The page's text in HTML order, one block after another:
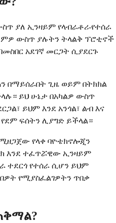
ያለ ኢንዛይም የላብራቶሪ-የተሰራ
ውስጥ ያሉትን ትላልቅ ፕሮቲኖች
አደገኛ መርጋት ሲያደርጉ
በማይሰራበት ጊዜ ወይም በትክክል
ይህ ሁኔታ በአካልዎ ውስጥ
ይህም እንደ አንጎል፣ ልብ እና
ፍሰትን ሊያግድ ይችላል።
የላቀ ባዮቴክኖሎጂን
እንደ ተፈጥሯዊው ኢንዛይም
ተደርጎ የተሰራ ሲሆን ይህም
የሚያስፈልገዎትን ጥበቃ